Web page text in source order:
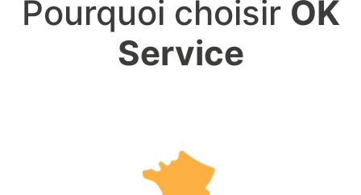
Pourquoi choisir OK
Service